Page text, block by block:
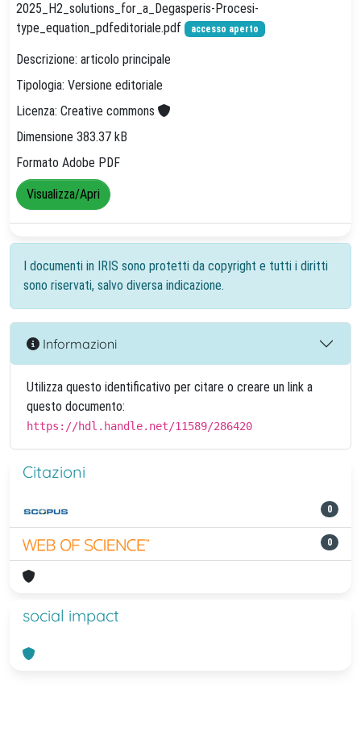
2025_H2_solutions_for_a_Degasperis-Procesi-
type_equation_pdfeditoriale.pdf
accesso aperto
Descrizione: articolo principale
Tipologia: Versione editoriale
Licenza: Creative commons
Dimensione 383.37 kB
Formato Adobe PDF
Visualizza/Apri
I documenti in IRIS sono protetti da copyright e tutti i diritti
sono riservati, salvo diversa indicazione.
Informazioni
Utilizza questo identificativo per citare o creare un link a
questo documento:
https://hdl.handle.net/11589/286420
Citazioni
0
0
social impact